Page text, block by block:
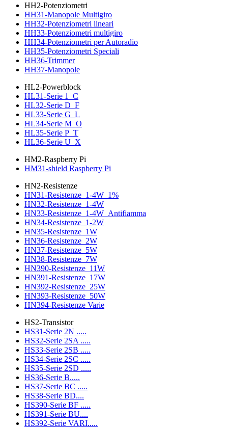
HH2-Potenziometri
HH31-Manopole Multigiro
HH32-Potenziometri lineari
HH33-Potenziometri multigiro
HH34-Potenziometri per Autoradio
HH35-Potenziometri Speciali
HH36-Trimmer
HH37-Manopole
HL2-Powerblock
HL31-Serie 1_C
HL32-Serie D_F
HL33-Serie G_L
HL34-Serie M_O
HL35-Serie P_T
HL36-Serie U_X
HM2-Raspberry Pi
HM31-shield Raspberry Pi
HN2-Resistenze
HN31-Resistenze_1-4W_1%
HN32-Resistenze_1-4W
HN33-Resistenze_1-4W_Antifiamma
HN34-Resistenze_1-2W
HN35-Resistenze_1W
HN36-Resistenze_2W
HN37-Resistenze_5W
HN38-Resistenze_7W
HN390-Resistenze_11W
HN391-Resistenze_17W
HN392-Resistenze_25W
HN393-Resistenze_50W
HN394-Resistenze Varie
HS2-Transistor
HS31-Serie 2N .....
HS32-Serie 2SA .....
HS33-Serie 2SB .....
HS34-Serie 2SC .....
HS35-Serie 2SD .....
HS36-Serie B.....
HS37-Serie BC .....
HS38-Serie BD....
HS390-Serie BF .....
HS391-Serie BU....
HS392-Serie VARI.....